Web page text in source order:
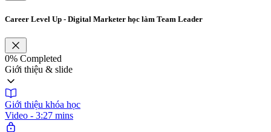
Career Level Up - Digital Marketer học làm Team Leader
0% Completed
Giới thiệu & slide
Giới thiệu khóa học
Video - 3:27 mins